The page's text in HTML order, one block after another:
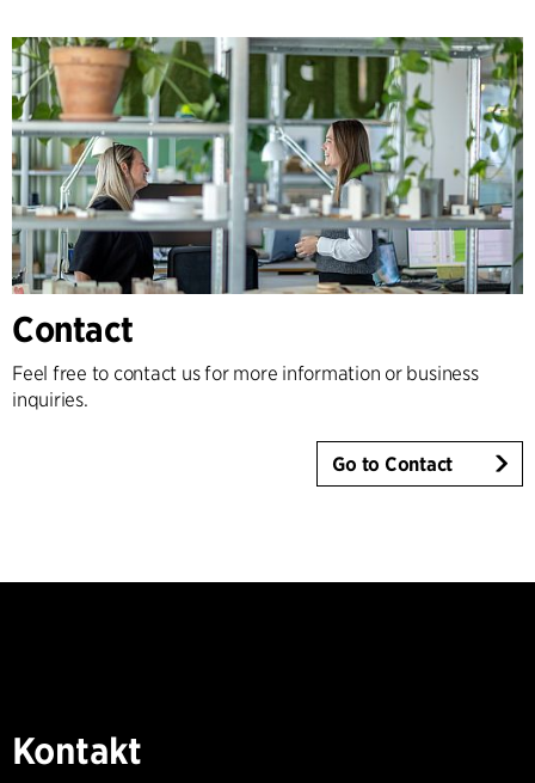
Contact
Feel free to contact us for more information or business
inquiries.
Go to Contact
Kontakt